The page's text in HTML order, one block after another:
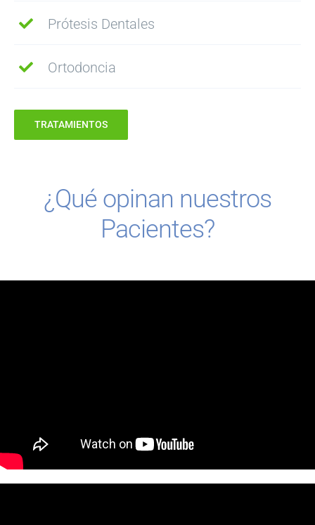
Prótesis Dentales
Ortodoncia
TRATAMIENTOS
¿Qué opinan nuestros
Pacientes?